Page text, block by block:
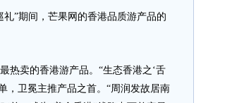
”期间，芒果网的香港品质游产品的
卖的香港游产品。“生态香港之‘舌
，卫冕主推产品之首。“周润发故居南